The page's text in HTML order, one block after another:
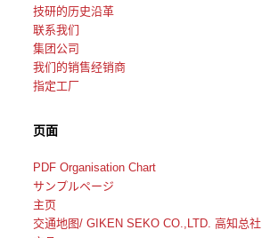
技研的历史沿革
联系我们
集团公司
我们的销售经销商
指定工厂
页面
PDF Organisation Chart
サンプルページ
主页
交通地图/ GIKEN SEKO CO.,LTD. 高知总社